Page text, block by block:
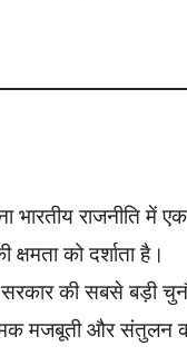
राजनीति में एक
को दर्शाता है।
की सबसे बड़ी
मजबूती और